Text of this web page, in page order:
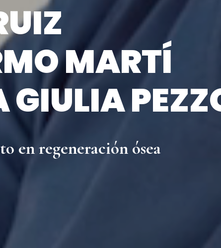
MARTÍ
en regeneración ósea